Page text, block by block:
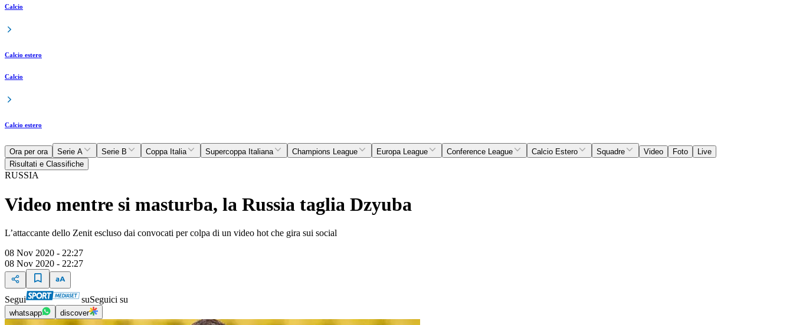
Calcio
Calcio estero
Calcio
Calcio estero
Ora per ora Serie A Serie B Coppa Italia Supercoppa Italiana Champions League Europa League Conference League Calcio Estero Squadre Video Foto
Live
Risultati e Classifiche
RUSSIA
Video mentre si masturba, la Russia taglia Dzyuba
L’attaccante dello Zenit escluso dai convocati per colpa di un video hot che gira sui social
08 Nov 2020 - 22:27
08 Nov 2020 - 22:27
Segui suSeguici su
whatsapp discover